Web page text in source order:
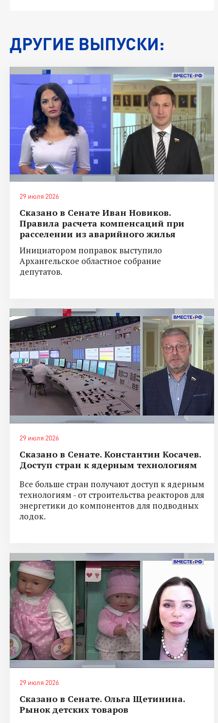
ДРУГИЕ ВЫПУСКИ:
29 июля 2026
Сказано в Сенате Иван Новиков.
Правила расчета компенсаций при
расселении из аварийного жилья
Инициатором поправок выступило
Архангельское областное собрание
депутатов.
29 июля 2026
Сказано в Сенате. Константин Косачев.
Доступ стран к ядерным технологиям
Все больше стран получают доступ к ядерным
технологиям - от строительства реакторов для
энергетики до компонентов для подводных
лодок.
29 июля 2026
Сказано в Сенате. Ольга Щетинина.
Рынок детских товаров